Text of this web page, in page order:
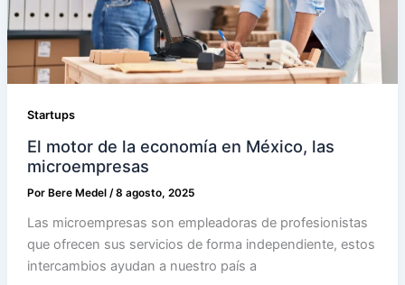
Startups
El motor de la economía en México, las
microempresas
Por Bere Medel /8 agosto, 2025
Las microempresas son empleadoras de profesionistas
que ofrecen sus servicios de forma independiente, estos
intercambios ayudan a nuestro país a